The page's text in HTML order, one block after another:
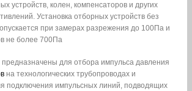
устройств, колен, компенсаторов и других
Установка отборных устройств без
при замерах разрежения до 100Па и
не более 700Па
предназначены для отбора импульса давления
на технологических трубопроводах и
подключения импульсных линий, подводящих